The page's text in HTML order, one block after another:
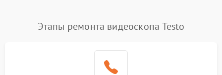
Этапы ремонта видеоскопа Testo